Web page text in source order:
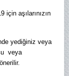
için aşılarınızın
yediğiniz veya
veya